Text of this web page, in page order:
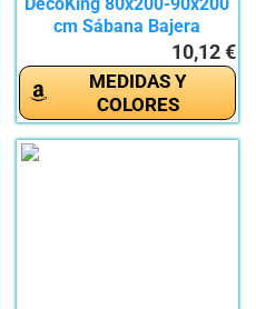
DecoKing 80x200-90x200
cm Sábana Bajera
Ajustable...10,12 €
MEDIDAS Y
COLORES